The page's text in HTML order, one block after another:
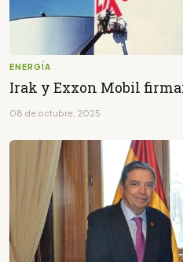
ENERGÍA
Irak y Exxon Mobil
08 de octubre, 2025